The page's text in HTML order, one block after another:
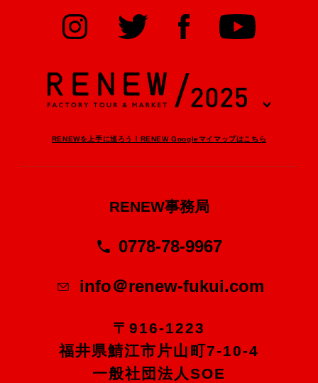
RENEWを上手に巡ろう！RENEW Googleマイマップはこちら
RENEW事務局
0778-78-9967
info＠renew-fukui.com
〒916-1223
福井県鯖江市片山町7-10-4
一般社団法人SOE